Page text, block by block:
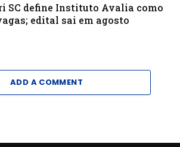
SC define Instituto Avalia como
edital sai em agosto
ADD A COMMENT